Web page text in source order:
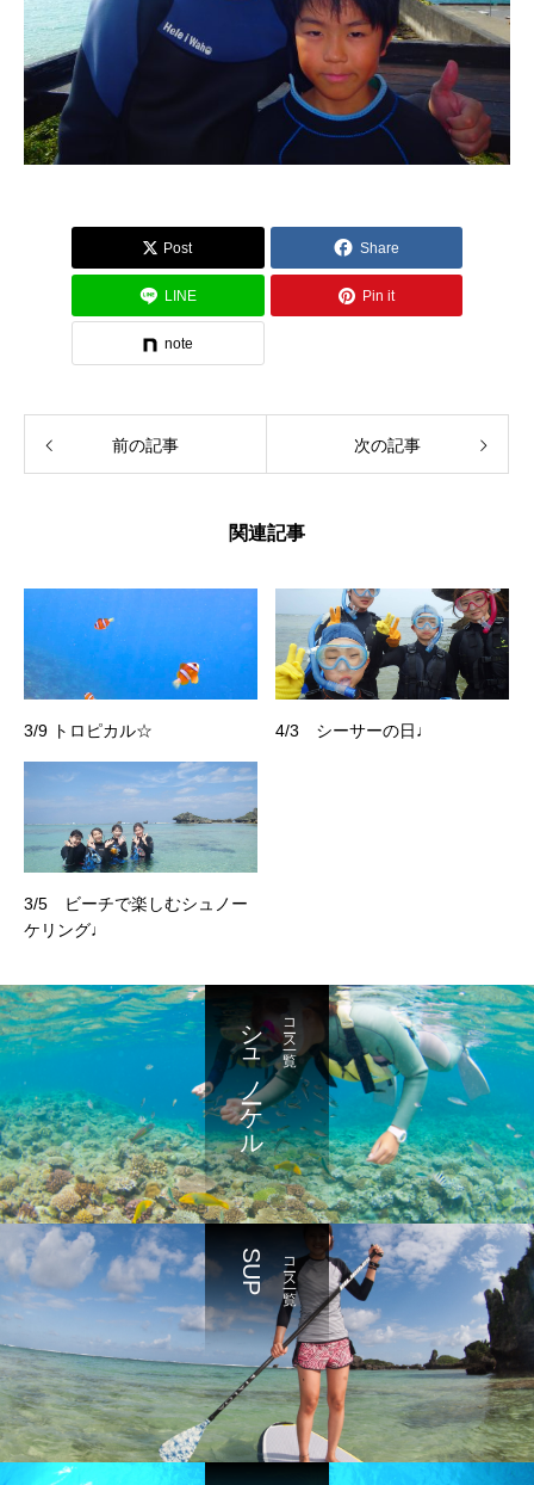
Post Share
LINE Pin it
note
前の記事 次の記事
関連記事
3/9 トロピカル☆ 4/3 シーサーの日♩
3/5 ビーチで楽しむシュノー
ケリング♩
コース一覧
シュノーケル
コース一覧
SUP